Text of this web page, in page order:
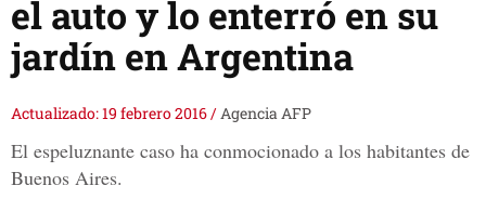
el auto y lo enterró en su
jardín en Argentina
Actualizado: 19 febrero 2016/Agencia AFP
El espeluznante caso ha conmocionado a los habitantes de
Buenos Aires.